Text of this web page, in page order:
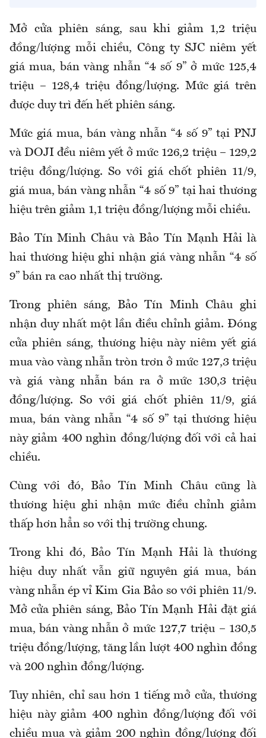
Mở cửa phiên sáng, sau khi giảm 1,2 triệu
đồng/lượng mỗi chiều, Công ty SJC niêm yết
giá mua, bán vàng nhẫn “4 số 9” ở mức 125,4
triệu – 128,4 triệu đồng/lượng. Mức giá trên
được duy trì đến hết phiên sáng.
Mức giá mua, bán vàng nhẫn “4 số 9” tại PNJ
và DOJI đều niêm yết ở mức 126,2 triệu – 129,2
triệu đồng/lượng. So với giá chốt phiên 11/9,
giá mua, bán vàng nhẫn “4 số 9” tại hai thương
hiệu trên giảm 1,1 triệu đồng/lượng mỗi chiều.
Bảo Tín Minh Châu và Bảo Tín Mạnh Hải là
hai thương hiệu ghi nhận giá vàng nhẫn “4 số
9” bán ra cao nhất thị trường.
Trong phiên sáng, Bảo Tín Minh Châu ghi
nhận duy nhất một lần điều chỉnh giảm. Đóng
cửa phiên sáng, thương hiệu này niêm yết giá
mua vào vàng nhẫn tròn trơn ở mức 127,3 triệu
và giá vàng nhẫn bán ra ở mức 130,3 triệu
đồng/lượng. So với giá chốt phiên 11/9, giá
mua, bán vàng nhẫn “4 số 9” tại thương hiệu
này giảm 400 nghìn đồng/lượng đối với cả hai
chiều.
Cùng với đó, Bảo Tín Minh Châu cũng là
thương hiệu ghi nhận mức điều chỉnh giảm
thấp hơn hẳn so với thị trường chung.
Trong khi đó, Bảo Tín Mạnh Hải là thương
hiệu duy nhất vẫn giữ nguyên giá mua, bán
vàng nhẫn ép vỉ Kim Gia Bảo so với phiên 11/9.
Mở cửa phiên sáng, Bảo Tín Mạnh Hải đặt giá
mua, bán vàng nhẫn ở mức 127,7 triệu – 130,5
triệu đồng/lượng, tăng lần lượt 400 nghìn đồng
và 200 nghìn đồng/lượng.
Tuy nhiên, chỉ sau hơn 1 tiếng mở cửa, thương
hiệu này giảm 400 nghìn đồng/lượng đối với
chiều mua và giảm 200 nghìn đồng/lượng đối